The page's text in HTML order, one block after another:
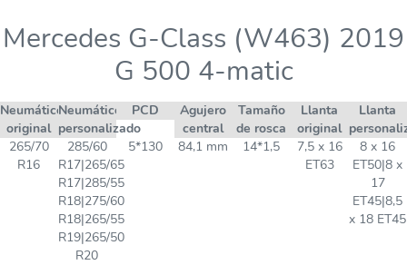
Mercedes G-Class (W463) 2019
G 500 4-matic
Neumático
original
Neumático
personalizado
PCD
Agujero
central
Tamaño
de rosca
Llanta
original
Llanta
265/70
R16
285/60
R17|265/65
R17|285/55
R18|275/60
R18|265/55
R19|265/50
R20
5*130 84,1 mm 14*1,5
7,5 x 16
ET63
8 x 16
ET50|8 x
17
ET45|8,5
x 18 ET45